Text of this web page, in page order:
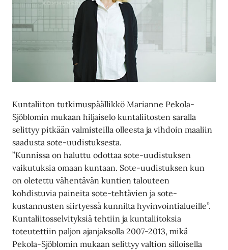
Kuntaliiton tutkimuspäällikkö Marianne Pekola-
Sjöblomin mukaan hiljaiselo kuntaliitosten saralla
selittyy pitkään valmisteilla olleesta ja vihdoin maaliin
saadusta sote-uudistuksesta.
”Kunnissa on haluttu odottaa sote-uudistuksen
vaikutuksia omaan kuntaan. Sote-uudistuksen kun
on oletettu vähentävän kuntien talouteen
kohdistuvia paineita sote-tehtävien ja sote-
kustannusten siirtyessä kunnilta hyvinvointialueille”.
Kuntaliitosselvityksiä tehtiin ja kuntaliitoksia
toteutettiin paljon ajanjaksolla 2007-2013, mikä
Pekola-Sjöblomin mukaan selittyy valtion silloisella